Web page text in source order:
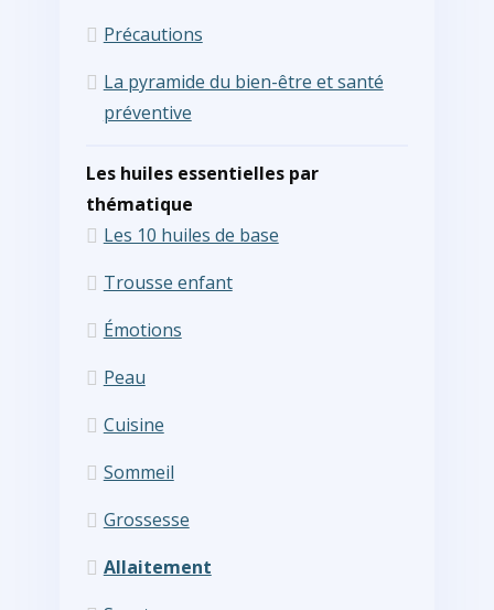
Précautions
La pyramide du bien-être et santé
préventive
Les huiles essentielles par
thématique
Les 10 huiles de base
Trousse enfant
Émotions
Peau
Cuisine
Sommeil
Grossesse
Allaitement